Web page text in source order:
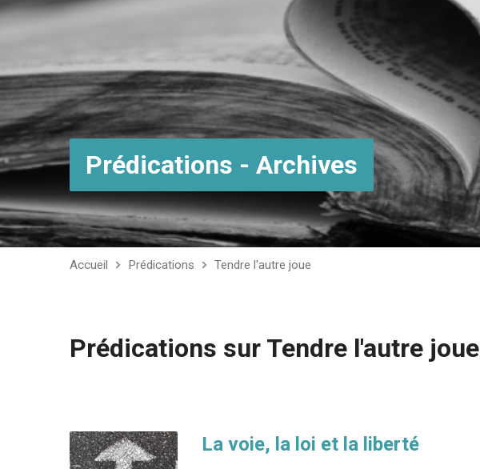
Prédications - Archives
Accueil Prédications Tendre l'autre joue
Prédications sur Tendre l'autre joue
La voie, la loi et la liberté